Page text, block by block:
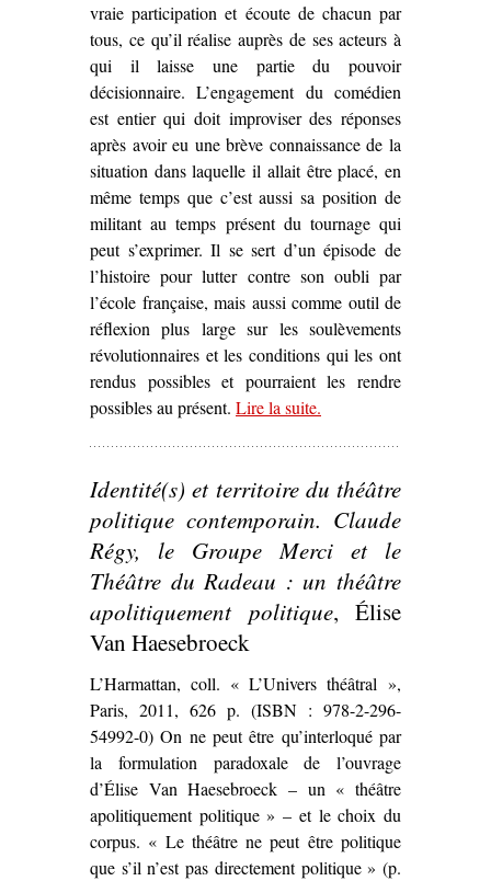
vraie participation et écoute de chacun par
tous, ce qu’il réalise auprès de ses acteurs à
qui il laisse une partie du pouvoir
décisionnaire. L’engagement du comédien
est entier qui doit improviser des réponses
après avoir eu une brève connaissance de la
situation dans laquelle il allait être placé, en
même temps que c’est aussi sa position de
militant au temps présent du tournage qui
peut s’exprimer. Il se sert d’un épisode de
l’histoire pour lutter contre son oubli par
l’école française, mais aussi comme outil de
réflexion plus large sur les soulèvements
révolutionnaires et les conditions qui les ont
rendus possibles et pourraient les rendre
possibles au présent. Lire la suite– ‘Quand le cinéma
révolutionnaire pour
discuter la question de
l’engagement –
Commune (Paris, 1871)
de Peter Watkins’
.
Identité(s) et territoire du théâtre
politique contemporain. Claude
Régy, le Groupe Merci et le
Théâtre du Radeau : un théâtre
apolitiquement politique, Élise
Van Haesebroeck
L’Harmattan, coll. « L’Univers théâtral »,
Paris, 2011, 626 p. (ISBN : 978-2-296-
54992-0) On ne peut être qu’interloqué par
la formulation paradoxale de l’ouvrage
d’Élise Van Haesebroeck – un « théâtre
apolitiquement politique » – et le choix du
corpus. « Le théâtre ne peut être politique
que s’il n’est pas directement politique » (p.